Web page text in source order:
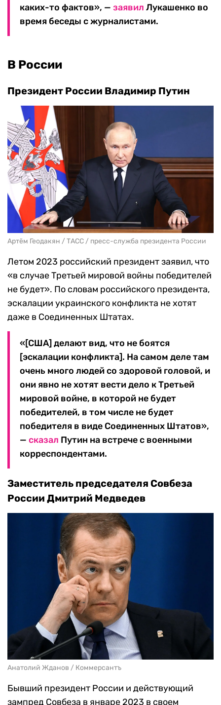
каких-то фактов», — заявил Лукашенко во
время беседы с журналистами.
В России
Президент России Владимир Путин
Артём Геодакян / ТАСС / пресс-служба президента России
Летом 2023 российский президент заявил, что
«в случае Третьей мировой войны победителей
не будет». По словам российского президента,
эскалации украинского конфликта не хотят
даже в Соединенных Штатах.
«[США] делают вид, что не боятся
[эскалации конфликта]. На самом деле там
очень много людей со здоровой головой, и
они явно не хотят вести дело к Третьей
мировой войне, в которой не будет
победителей, в том числе не будет
победителя в виде Соединенных Штатов»,
— сказал Путин на встрече с военными
корреспондентами.
Заместитель председателя Совбеза
России Дмитрий Медведев
Анатолий Жданов / Коммерсантъ
Бывший президент России и действующий
зампред Совбеза в январе 2023 в своем